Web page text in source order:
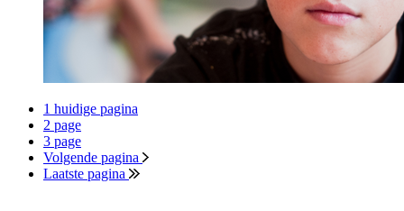
1 huidige pagina
2 page
3 page
Volgende pagina
Laatste pagina